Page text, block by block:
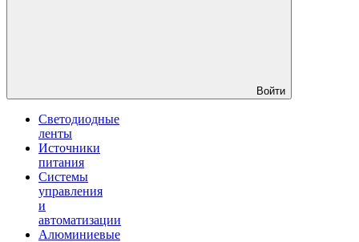
Войти
Светодиодные
ленты
Источники
питания
Системы
управления
и
автоматизации
Алюминиевые